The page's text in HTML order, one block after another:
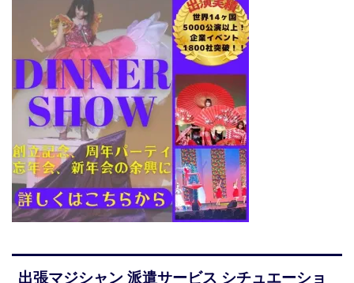
出張マジシャン 派遣サービス シチュエーショ